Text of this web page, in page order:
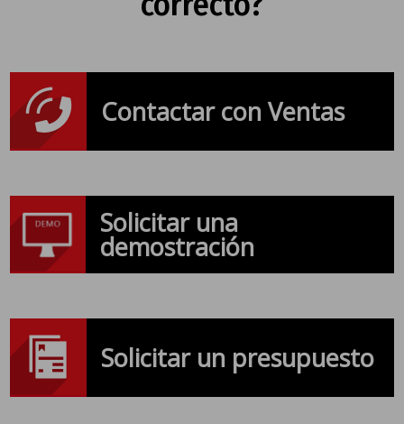
Contactar con Ventas
Solicitar una
demostración
Solicitar un presupuesto